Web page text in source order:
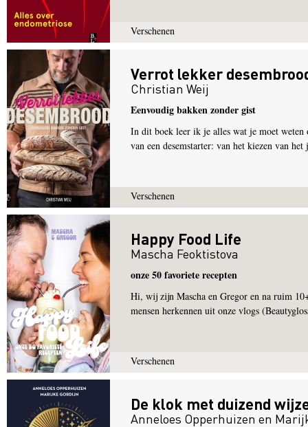
Verschenen
Verrot lekker
Christian Weij
Eenvoudig bakken zonder gist
In dit boek leer ik je alles wat je moet weten
van een desemstarter: van het kiezen van
Verschenen
Happy Food Life
Mascha Feoktistova
onze 50 favoriete recepten
Hi, wij zijn Mascha en Gregor en na ruim
mensen herkennen uit onze vlogs
Verschenen
De klok met duizend
Anneloes Opperhuizen en